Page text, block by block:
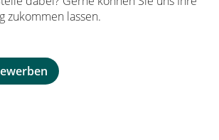
zukommen lassen.